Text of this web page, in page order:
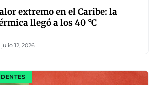
extremo en el Caribe: la
llegó a los 40 °C
julio 12, 2026